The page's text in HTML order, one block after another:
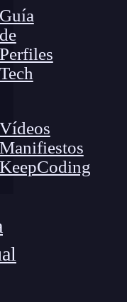
Guía
de
Perfiles
Tech
Vídeos
Manifiestos
KeepCoding